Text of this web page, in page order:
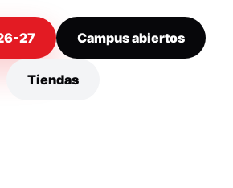
27 Campus abiertos
Tiendas